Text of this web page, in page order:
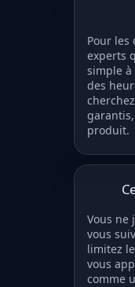
Pour les
experts
simple à
des
garantis,
produit.
Vous ne
vous
limitez
vous
comme